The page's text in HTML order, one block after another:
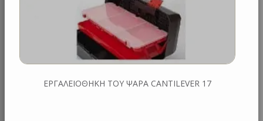
ΕΡΓΑΛΕΙΟΘΗΚΗ ΤΟΥ ΨΑΡΑ CANTILEVER 17